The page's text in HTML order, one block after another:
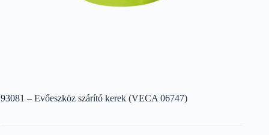
93081 – Evőeszköz szárító kerek (VECA 06747)